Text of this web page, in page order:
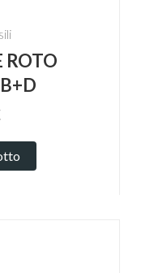
ROTO